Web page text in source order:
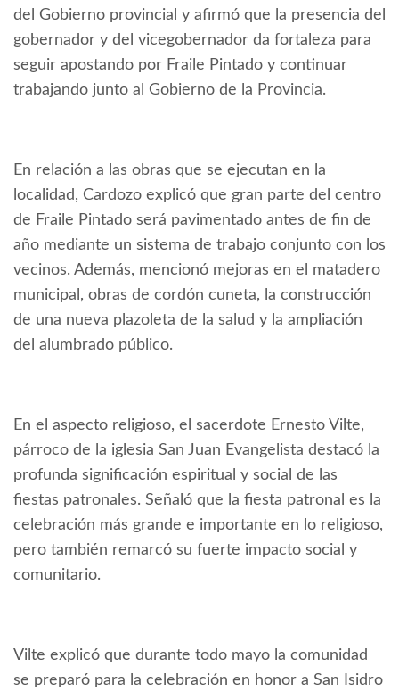
del Gobierno provincial y afirmó que la presencia del
gobernador y del vicegobernador da fortaleza para
seguir apostando por Fraile Pintado y continuar
trabajando junto al Gobierno de la Provincia.
En relación a las obras que se ejecutan en la
localidad, Cardozo explicó que gran parte del centro
de Fraile Pintado será pavimentado antes de fin de
año mediante un sistema de trabajo conjunto con los
vecinos. Además, mencionó mejoras en el matadero
municipal, obras de cordón cuneta, la construcción
de una nueva plazoleta de la salud y la ampliación
del alumbrado público.
En el aspecto religioso, el sacerdote Ernesto Vilte,
párroco de la iglesia San Juan Evangelista destacó la
profunda significación espiritual y social de las
fiestas patronales. Señaló que la fiesta patronal es la
celebración más grande e importante en lo religioso,
pero también remarcó su fuerte impacto social y
comunitario.
Vilte explicó que durante todo mayo la comunidad
se preparó para la celebración en honor a San Isidro